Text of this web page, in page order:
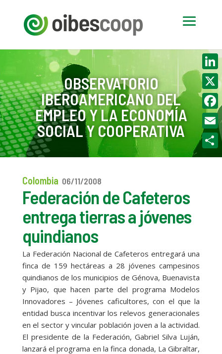
OBSERVATORIO
IBEROAMERICANO DEL
EMPLEO Y LA ECONOMÍA
SOCIAL Y COOPERATIVA
Colombia 06/11/2008
Federación de Cafeteros
entrega tierras a jóvenes
quindianos
La Federación Nacional de Cafeteros entregará una
finca de 159 hectáreas a 28 jóvenes campesinos
quindianos de los municipios de Génova, Buenavista
y Pijao, que hacen parte del programa Modelos
Innovadores – Jóvenes caficultores, con el que la
entidad busca incentivar los relevos generacionales
en el sector y vincular población joven a la actividad.
El presidente de la Federación, Gabriel Silva Luján,
lanzará el programa en la finca donada, La Gibraltar,
X
Email